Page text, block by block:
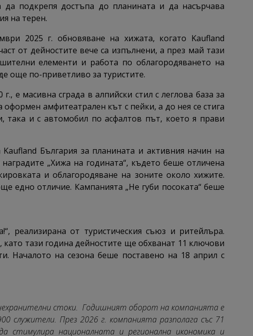
да подкрепя достъпа до планината и да насърчава
на терен.
2025 г. обновяване на хижата, когато Kaufland
от дейностите вече са изпълнени, а през май тази
елементи и работа по облагородяването на
още по-приветливо за туристите.
е масивна сграда в алпийски стил с леглова база за
амфитеатрален кът с пейки, а до нея се стига
така и с автомобил по асфалтов път, което я прави
България за планината и активния начин на
„Хижа на годината“, където беше отличена
и облагородяване на зоните около хижите.
едно отличие. Кампанията „Не губи посоката“ беше
реализирана от туристическия съюз и ритейлъра.
тази година дейностите ще обхванат 11 ключови
Началото на сезона беше поставено на 18 април с
стоки. Годишният оборот на компанията е
През 2026 г. компанията разполага със 71
националната и регионална икономика и